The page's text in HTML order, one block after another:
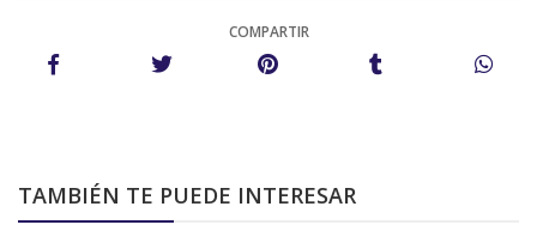
COMPARTIR
TAMBIÉN TE PUEDE INTERESAR